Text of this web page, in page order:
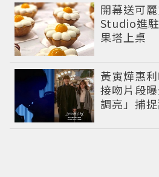
開幕送可
Studio進
果塔上桌
黃寅燁惠
接吻片段
調亮」捕